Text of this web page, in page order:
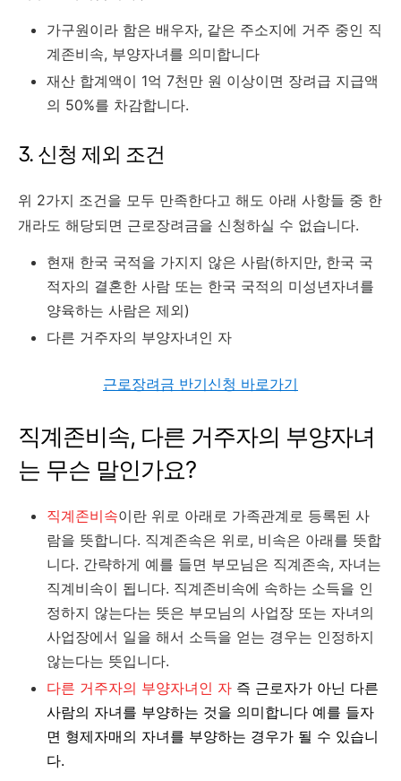
가구원이라 함은 배우자, 같은 주소지에 거주 중인 직
계존비속, 부양자녀를 의미합니다
재산 합계액이 1억 7천만 원 이상이면 장려급 지급액
의 50%를 차감합니다.
3. 신청 제외 조건
위 2가지 조건을 모두 만족한다고 해도 아래 사항들 중 한
개라도 해당되면 근로장려금을 신청하실 수 없습니다.
현재 한국 국적을 가지지 않은 사람(하지만, 한국 국
적자의 결혼한 사람 또는 한국 국적의 미성년자녀를
양육하는 사람은 제외)
다른 거주자의 부양자녀인 자
근로장려금 반기신청 바로가기
직계존비속, 다른 거주자의 부양자녀
는 무슨 말인가요?
직계존비속이란 위로 아래로 가족관계로 등록된 사
람을 뜻합니다. 직계존속은 위로, 비속은 아래를 뜻합
니다. 간략하게 예를 들면 부모님은 직계존속, 자녀는
직계비속이 됩니다. 직계존비속에 속하는 소득을 인
정하지 않는다는 뜻은 부모님의 사업장 또는 자녀의
사업장에서 일을 해서 소득을 얻는 경우는 인정하지
않는다는 뜻입니다.
다른 거주자의 부양자녀인 자 즉 근로자가 아닌 다른
사람의 자녀를 부양하는 것을 의미합니다 예를 들자
면 형제자매의 자녀를 부양하는 경우가 될 수 있습니
다.